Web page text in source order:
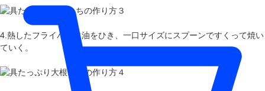
4.熱したフライパンに油をひき、一口サイズにスプーンですくって焼い
ていく。